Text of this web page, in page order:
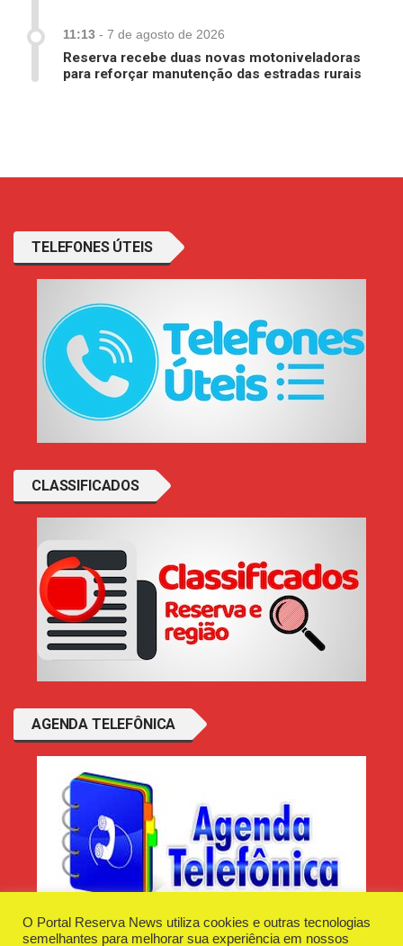
11:13 - 7 de agosto de 2026
Reserva recebe duas novas motoniveladoras
para reforçar manutenção das estradas rurais
TELEFONES ÚTEIS
CLASSIFICADOS
AGENDA TELEFÔNICA
O Portal Reserva News utiliza cookies e outras tecnologias
semelhantes para melhorar sua experiência em nossos